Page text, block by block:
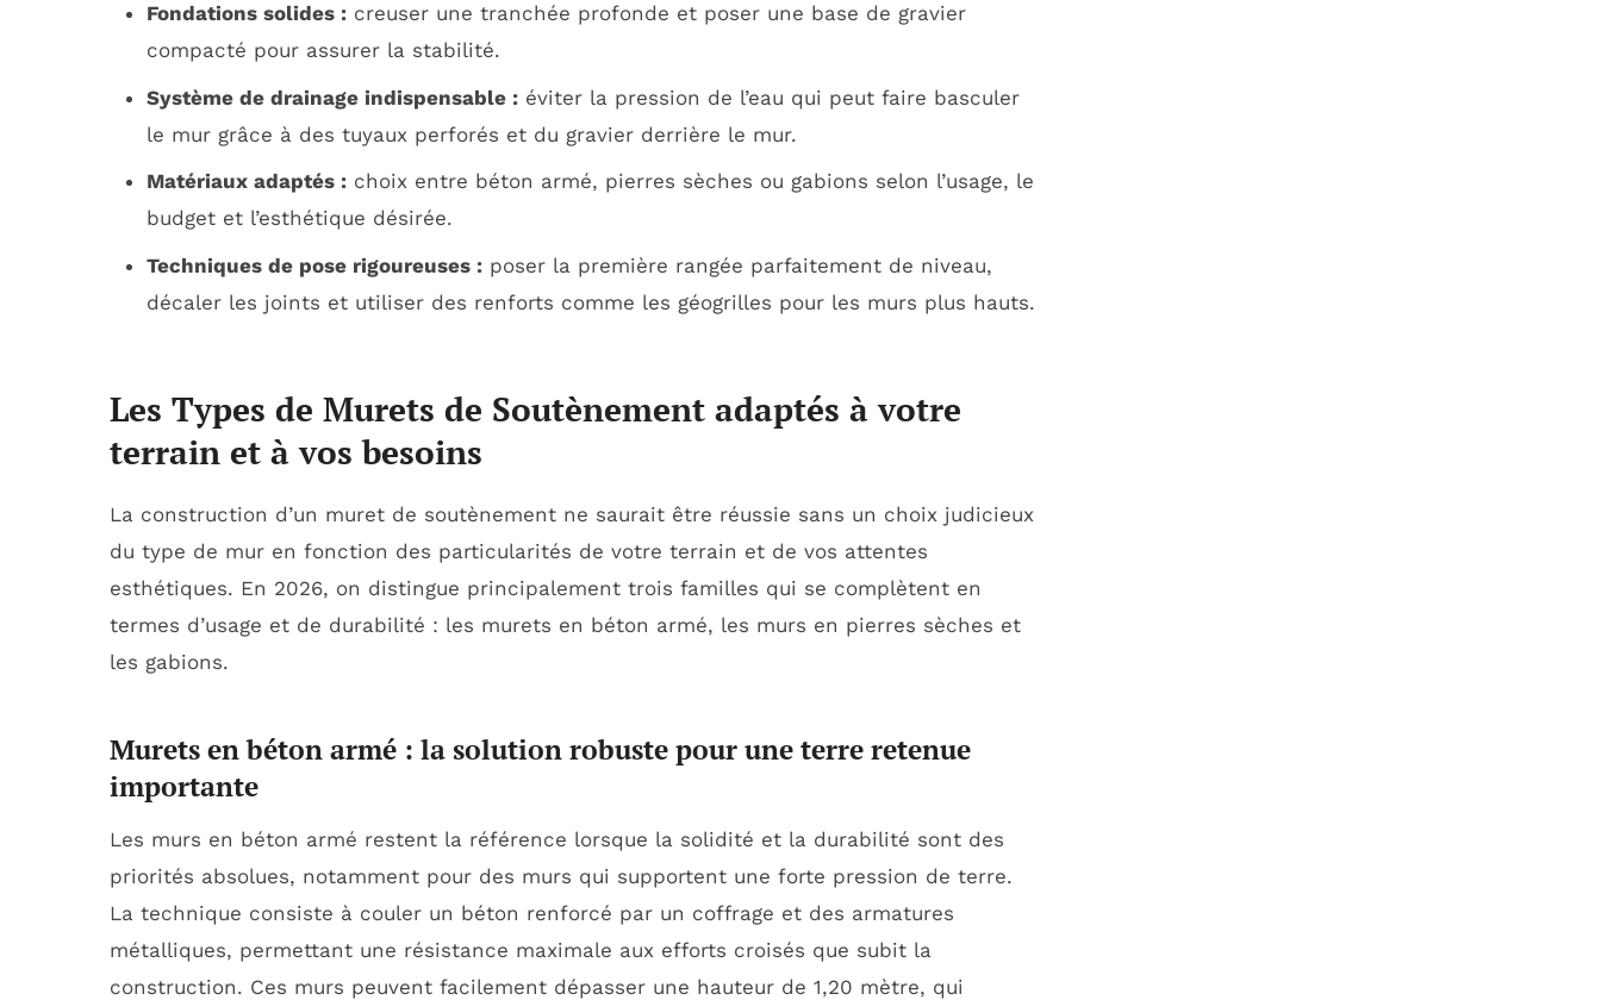
Fondations solides :creuser une tranchée profonde et poser une base de gravier
compacté pour assurer la stabilité.
Système de drainage indispensable :éviter la pression de l’eau qui peut faire basculer
le mur grâce à des tuyaux perforés et du gravier derrière le mur.
Matériaux adaptés :choix entre béton armé, pierres sèches ou gabions selon l’usage, le
budget et l’esthétique désirée.
Techniques de pose rigoureuses :poser la première rangée parfaitement de niveau,
décaler les joints et utiliser des renforts comme les géogrilles pour les murs plus hauts.
Les Types de Murets de Soutènement adaptés à votre
terrain et à vos besoins
La construction d’un muret de soutènement ne saurait être réussie sans un choix judicieux
du type de mur en fonction des particularités de votre terrain et de vos attentes
esthétiques. En 2026, on distingue principalement trois familles qui se complètent en
termes d’usage et de durabilité : les murets en béton armé, les murs en pierres sèches et
les gabions.
Murets en béton armé : la solution robuste pour une terre retenue
importante
Les murs en béton armé restent la référence lorsque la solidité et la durabilité sont des
priorités absolues, notamment pour des murs qui supportent une forte pression de terre.
La technique consiste à couler un béton renforcé par un coffrage et des armatures
métalliques, permettant une résistance maximale aux efforts croisés que subit la
construction. Ces murs peuvent facilement dépasser une hauteur de 1,20 mètre, qui